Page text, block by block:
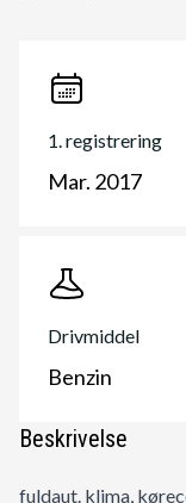
1. registrering
Mar. 2017
Drivmiddel
Benzin
Beskrivelse
fuldaut. klima,